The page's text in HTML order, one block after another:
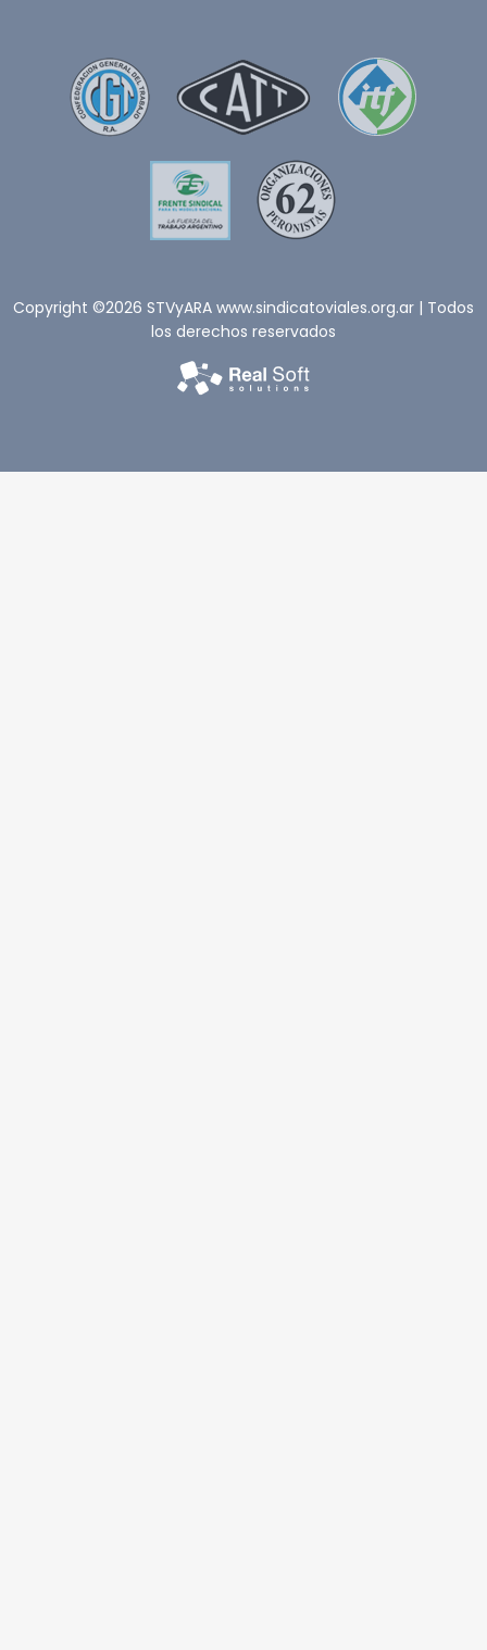
Copyright ©2026 STVyARA www.sindicatoviales.org.ar | Todos
los derechos reservados